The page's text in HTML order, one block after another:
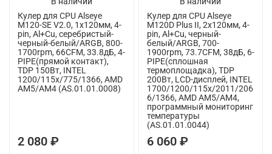
Кулер для CPU Alseye
M120-SE V2.0, 1х120мм, 4-
pin, Al+Cu, серебристый-
черный-белый/ARGB, 800-
1700rpm, 66CFM, 33.8дБ, 4-
PIPE(прямой контакт),
TDP 150Вт, INTEL
1200/115x/775/1366, AMD
AM5/AM4 (AS.01.01.0008)
2 080 ₽
Кулер для CPU Alseye
M120D Plus II, 2х120мм, 4-
pin, Al+Cu, черный-
белый/ARGB, 700-
1900rpm, 73.7CFM, 38дБ, 6-
PIPE(сплошная
термоплощадка), TDP
200Вт, LCD-дисплей, INTEL
1700/1200/115x/2011/206
6/1366, AMD AM5/AM4,
программный мониторинг
температуры
(AS.01.01.0044)
6 060 ₽